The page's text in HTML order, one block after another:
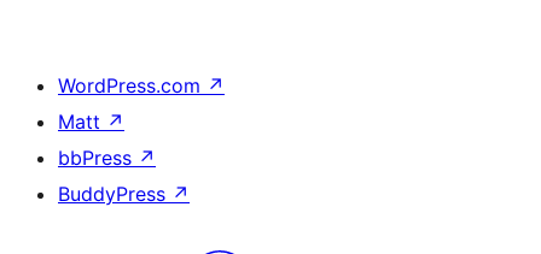
WordPress.com ↗
Matt ↗
bbPress ↗
BuddyPress ↗